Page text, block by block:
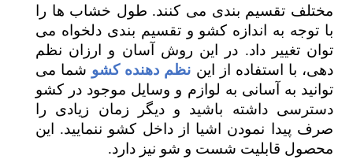
مختلف تقسیم بندی می کنند. طول خشاب ها را
با توجه به اندازه کشو و تقسیم بندی دلخواه می
توان تغییر داد. در این روش آسان و ارزان نظم
دهی، با استفاده از این نظم دهنده کشو شما می
توانید به آسانی به لوازم و وسایل موجود در کشو
دسترسی داشته باشید و دیگر زمان زیادی را
صرف پیدا نمودن اشیا از داخل کشو ننمایید. این
محصول قابلیت شست و شو نیز دارد.